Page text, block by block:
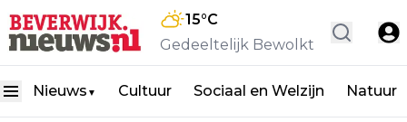
15°C
Gedeeltelijk Bewolkt
Nieuws ▼ Cultuur Sociaal en Welzijn Natuur